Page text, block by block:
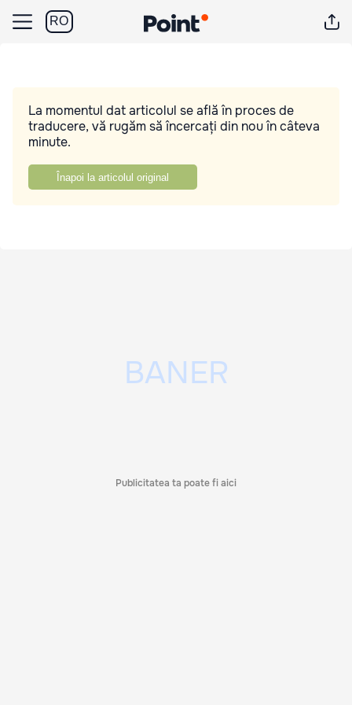
RO
La momentul dat articolul se află în proces de
traducere, vă rugăm să încercați din nou în câteva
minute.
Înapoi la articolul original
Publicitatea ta poate fi aici